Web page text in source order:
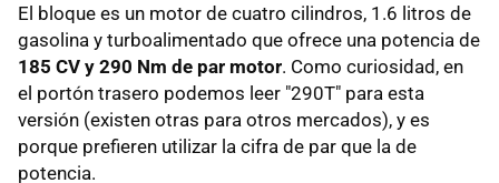
El bloque es un motor de cuatro cilindros, 1.6 litros de
gasolina y turboalimentado que ofrece una potencia de
185 CV y 290 Nm de par motor. Como curiosidad, en
el portón trasero podemos leer "290T" para esta
versión (existen otras para otros mercados), y es
porque prefieren utilizar la cifra de par que la de
potencia.